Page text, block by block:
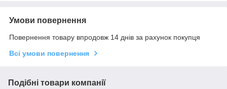
Умови повернення
Повернення товару впродовж 14 днів за рахунок покупця
Всі умови повернення
Подібні товари компанії